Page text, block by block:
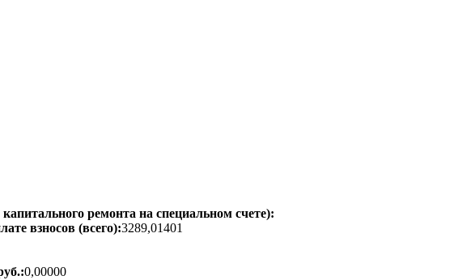
ремонта на специальном счете):
взносов (всего):3289,01401
0,00000